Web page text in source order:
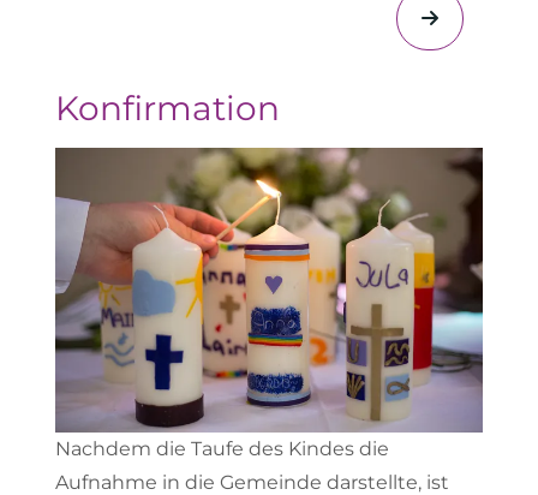
Konfirmation
Nachdem die Taufe des Kindes die
Aufnahme in die Gemeinde darstellte, ist